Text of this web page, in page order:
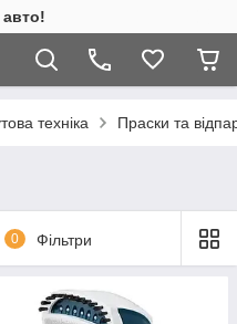
техніка Праски та
0 Фільтри